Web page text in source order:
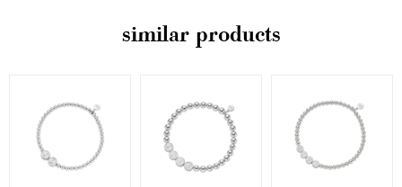
similar products